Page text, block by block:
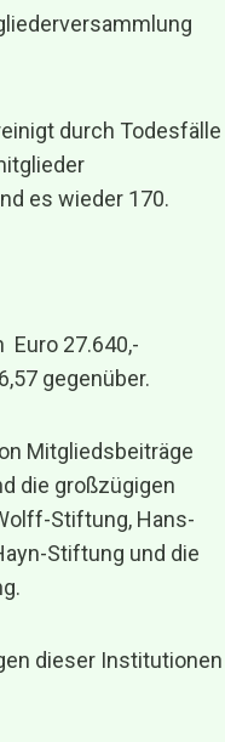
durch Todesfälle
es wieder 170.
Euro 27.640,-
gegenüber.
Mitgliedsbeiträge
die großzügigen
Stiftung, Hans-
Stiftung und die
dieser Institutionen